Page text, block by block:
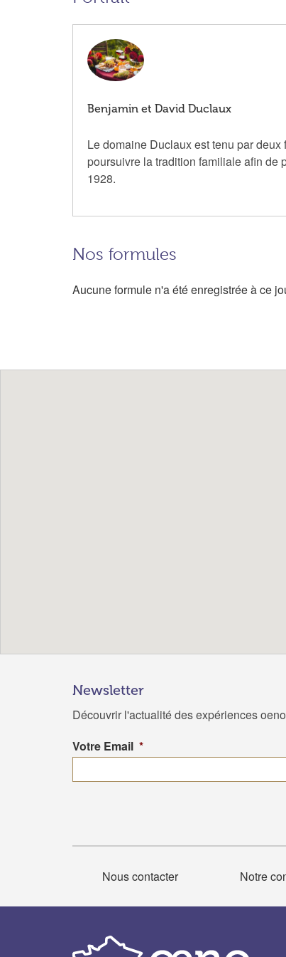
Benjamin et David Duclaux
Le domaine Duclaux est tenu par
poursuivre la tradition familiale afin de
1928.
Nos formules
Aucune formule n'a été enregistrée à ce
Newsletter
Découvrir l'actualité des expériences
Votre Email *
Nous contacter Notre